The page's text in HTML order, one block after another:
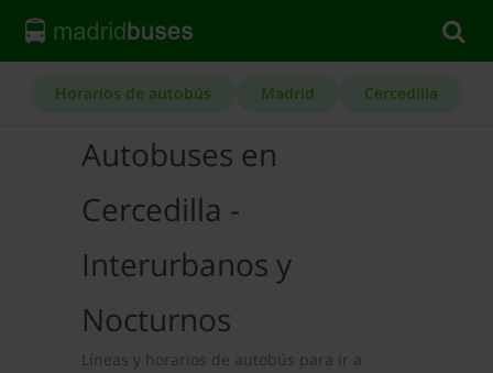
Horarios de autobús Madrid Cercedilla
Autobuses en
Cercedilla -
Interurbanos y
Nocturnos
Líneas y horarios de autobús para ir a